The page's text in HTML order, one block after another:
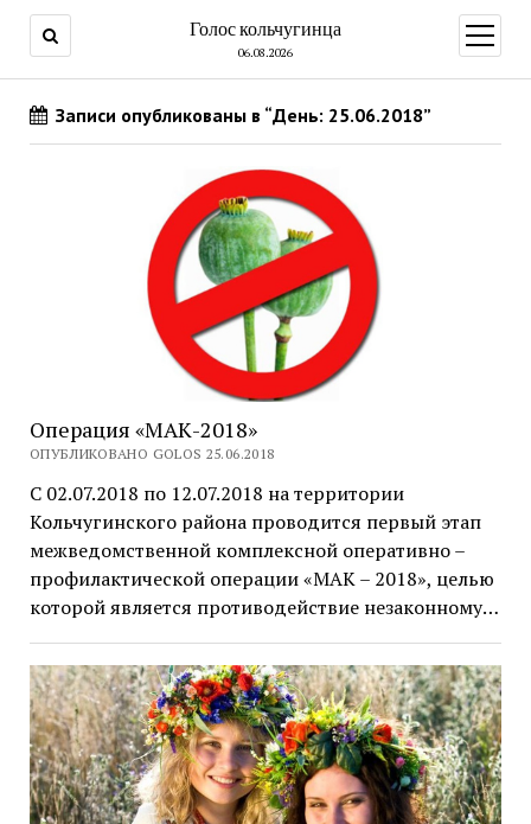
Голос кольчугинца
06.08.2026
меню
Записи опубликованы в “День: 25.06.2018”
Операция «МАК-2018»
ОПУБЛИКОВАНО GOLOS 25.06.2018
С 02.07.2018 по 12.07.2018 на территории
Кольчугинского района проводится первый этап
межведомственной комплексной оперативно –
профилактической операции «МАК – 2018», целью
которой является противодействие незаконному…